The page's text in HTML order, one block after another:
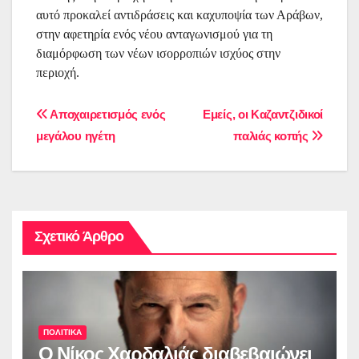
αυτό προκαλεί αντιδράσεις και καχυποψία των Αράβων,
στην αφετηρία ενός νέου ανταγωνισμού για τη
διαμόρφωση των νέων ισορροπιών ισχύος στην
περιοχή.
Πλοήγηση
άρθρων
Εμείς, οι Καζαντζιδικοί
παλιάς κοπής
Αποχαιρετισμός ενός
μεγάλου ηγέτη
Σχετικό Άρθρο
ΠΟΛΙΤΙΚΑ
O Νίκος Χαρδαλιάς διαβεβαιώνει